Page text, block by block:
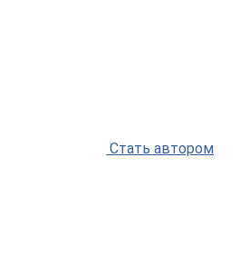
Стать автором